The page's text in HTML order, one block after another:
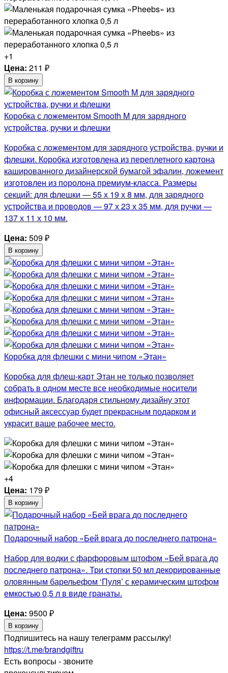
+1
Цена: 211 ₽
В корзину
Коробка с ложементом Smooth M для зарядного
устройства, ручки и флешки
Коробка с ложементом для зарядного устройства, ручки и
флешки. Коробка изготовлена из переплетного картона
кашированного дизайнерской бумагой эфалин, ложемент
изготовлен из поролона премиум-класса. Размеры
секций: для флешки — 55 х 19 х 8 мм, для зарядного
устройства и проводов — 97 х 23 х 35 мм, для ручки —
137 х 11 х 10 мм.
Цена: 509₽
В корзину
Коробка для флешки с мини чипом «Этан»
Коробка для флеш-карт Этан не только позволяет
собрать в одном месте все необходимые носители
информации. Благодаря стильному дизайну этот
офисный аксессуар будет прекрасным подарком и
украсит ваше рабочее место.
+4
Цена: 179₽
В корзину
Подарочный набор «Бей врага до последнего патрона»
Набор для водки с фарфоровым штофом «Бей врага до
последнего патрона». Три стопки 50 мл декорированные
оловянным барельефом ‘Пуля’ с керамическим штофом
емкостью 0,5 л в виде гранаты.
Цена: 9500 ₽
В корзину
Подпишитесь на нашу телеграмм рассылку!
https://t.me/brandgiftru
Есть вопросы - звоните